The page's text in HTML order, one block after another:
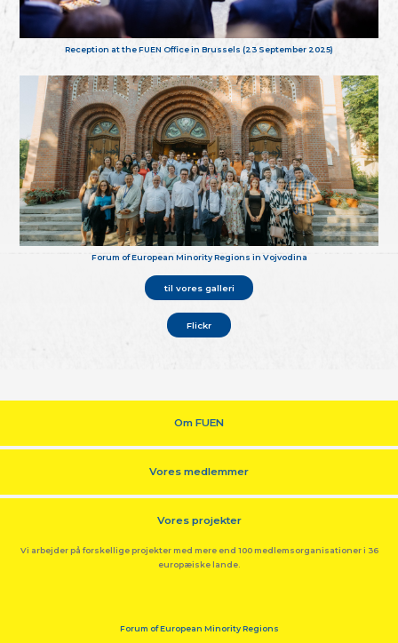
Reception at the FUEN Office in Brussels (23 September 2025)
Forum of European Minority Regions in Vojvodina
til vores galleri
Flickr
Om FUEN
Vores medlemmer
Vores projekter
Vi arbejder på forskellige projekter med mere end 100 medlemsorganisationer i 36
europæiske lande.
Forum of European Minority Regions